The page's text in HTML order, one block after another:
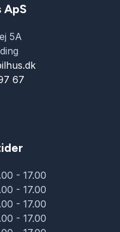
ApS
5A
67
- 17.00
- 17.00
- 17.00
- 17.00